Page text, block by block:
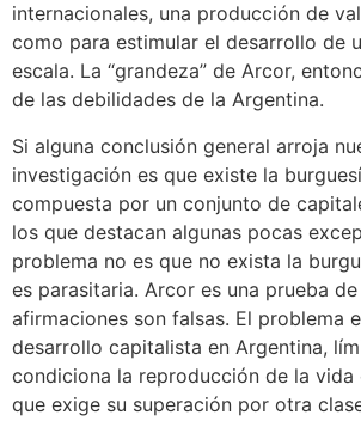
internacionales, una producción de
como para estimular el desarrollo de
escala. La “grandeza” de Arcor,
de las debilidades de la Argentina.
Si alguna conclusión general arroja
investigación es que existe la
compuesta por un conjunto de
los que destacan algunas pocas
problema no es que no exista la
es parasitaria. Arcor es una prueba
afirmaciones son falsas. El problema
desarrollo capitalista en Argentina,
condiciona la reproducción de la vida
que exige su superación por otra